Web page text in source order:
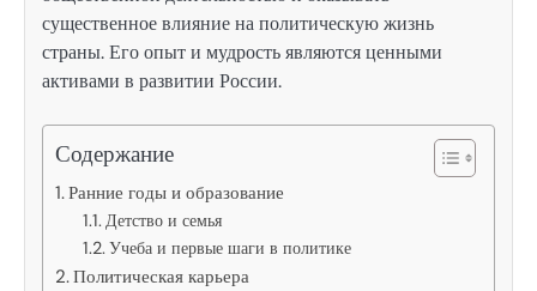
существенное влияние на политическую жизнь
страны. Его опыт и мудрость являются ценными
активами в развитии России.
Содержание
Ранние годы и образование
Детство и семья
Учеба и первые шаги в политике
Политическая карьера